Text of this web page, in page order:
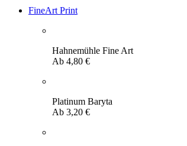
FineArt Print
Hahnemühle Fine Art
Ab 4,80 €
Platinum Baryta
Ab 3,20 €